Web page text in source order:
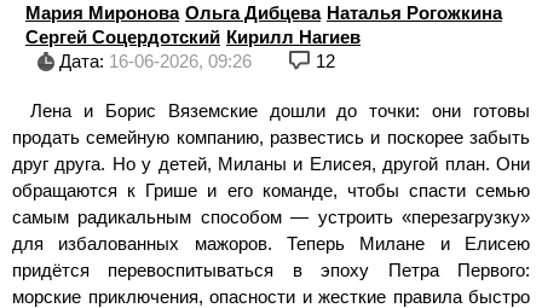
Мария Миронова Ольга Дибцева Наталья Рогожкина
Сергей Соцердотский Кирилл Нагиев
Дата: 16-06-2026, 09:26 12
Лена и Борис Вяземские дошли до точки: они готовы
продать семейную компанию, развестись и поскорее забыть
друг друга. Но у детей, Миланы и Елисея, другой план. Они
обращаются к Грише и его команде, чтобы спасти семью
самым радикальным способом — устроить «перезагрузку»
для избалованных мажоров. Теперь Милане и Елисею
придётся перевоспитываться в эпоху Петра Первого:
морские приключения, опасности и жесткие правила быстро